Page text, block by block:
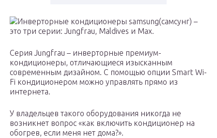
Инверторные кондиционеры samsung(самсунг) –
это три серии: Jungfrau, Maldives и Max.
Серия Jungfrau – инверторные премиум-
кондиционеры, отличающиеся изысканным
современным дизайном. С помощью опции Smart Wi-
Fi кондиционером можно управлять прямо из
интернета.
У владельцев такого оборудования никогда не
возникнет вопрос «как включить кондиционер на
обогрев, если меня нет дома?».